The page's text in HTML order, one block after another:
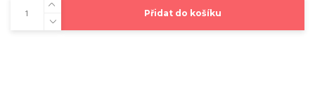
Přidat do košíku